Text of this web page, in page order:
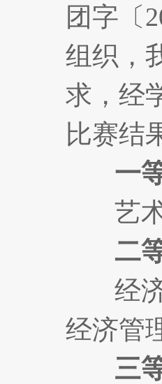
团字〔
组织，
求，经
比赛结
一
艺术
二
经济
经济管
三